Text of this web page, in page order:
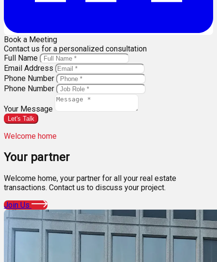
Book a Meeting
Contact us for a personalized consultation
Full Name
Email Address
Phone Number
Phone Number
Your Message
Let's Talk
Welcome home
Your partner
Welcome home, your partner for all your real estate
transactions. Contact us to discuss your project.
Join Us